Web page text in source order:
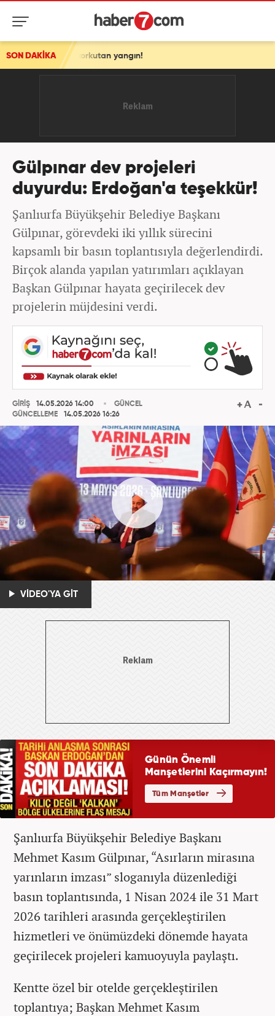
SON DAKİKA
yangın!
Gülpınar dev projeleri
duyurdu: Erdoğan'a teşekkür!
Şanlıurfa Büyükşehir Belediye Başkanı
Gülpınar, görevdeki iki yıllık sürecini
kapsamlı bir basın toplantısıyla değerlendirdi.
Birçok alanda yapılan yatırımları açıklayan
Başkan Gülpınar hayata geçirilecek dev
projelerin müjdesini verdi.
GİRİŞ
14.05.2026 14:00
GÜNCELLEME
14.05.2026 16:26
GÜNCEL
VİDEO'YA GİT
Şanlıurfa Büyükşehir Belediye Başkanı
Mehmet Kasım Gülpınar, “Asırların mirasına
yarınların imzası” sloganıyla düzenlediği
basın toplantısında, 1 Nisan 2024 ile 31 Mart
2026 tarihleri arasında gerçekleştirilen
hizmetleri ve önümüzdeki dönemde hayata
geçirilecek projeleri kamuoyuyla paylaştı.
Kentte özel bir otelde gerçekleştirilen
toplantıya; Başkan Mehmet Kasım